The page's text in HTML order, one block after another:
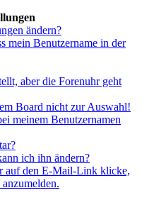
ändern?
mein Benutzername in der
aber die Forenuhr geht
Board nicht zur Auswahl!
meinem Benutzernamen
ich ihn ändern?
auf den E-Mail-Link klicke,